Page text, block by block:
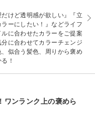
だけど透明感が欲しい』『立
ーにしたい！』などライフ
に合わせたカラーをご提案
に合わせてカラーチェンジ
似合う髪色、周りから褒め
！
ワンランク上の褒めら